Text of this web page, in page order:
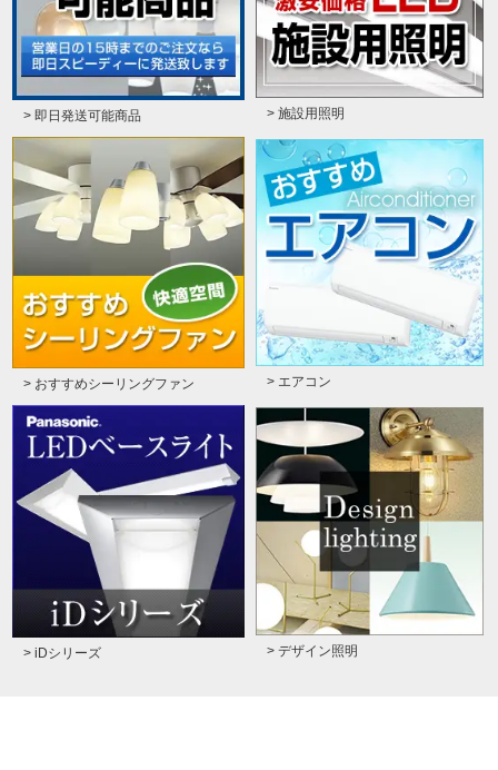
> 即日発送可能商品 > 施設用照明
> おすすめシーリングファン > エアコン
> iDシリーズ > デザイン照明